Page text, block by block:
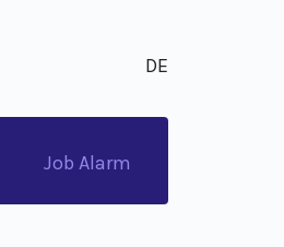
DE
Job Alarm